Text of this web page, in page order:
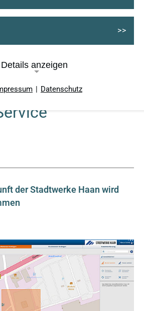
auf
der Stadtwerke Haan wird
Details anzeigen
| Datenschutz